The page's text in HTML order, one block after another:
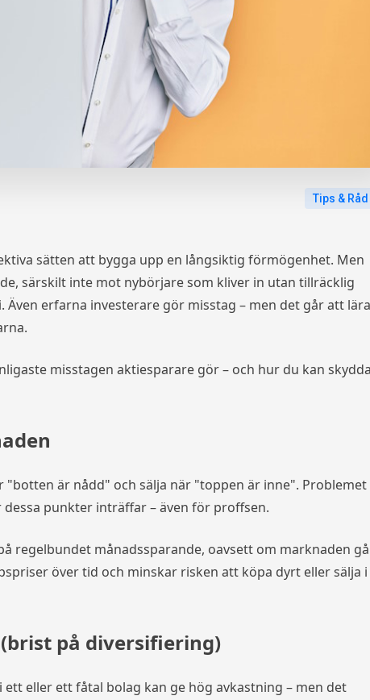
Tips & Råd
sätten att bygga upp en långsiktig förmögenhet. Men
särskilt inte mot nybörjare som kliver in utan tillräcklig
erfarna investerare gör misstag – men det går att lära
misstagen aktiesparare gör – och hur du kan
"botten är nådd" och sälja när "toppen är inne". Problemet
punkter inträffar – även för proffsen.
regelbundet månadssparande, oavsett om marknaden
över tid och minskar risken att köpa dyrt eller sälja i
på diversifiering)
ett eller ett fåtal bolag kan ge hög avkastning – men det